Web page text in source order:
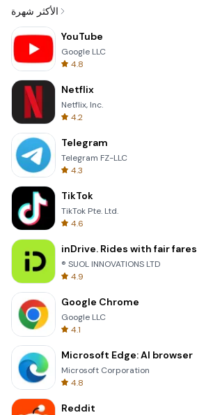
الأكثر شهرة
YouTube
Google LLC
4.8
Netflix
Netflix, Inc.
4.2
Telegram
Telegram FZ-LLC
4.3
TikTok
TikTok Pte. Ltd.
4.6
inDrive. Rides with fair fares
® SUOL INNOVATIONS LTD
4.9
Google Chrome
Google LLC
4.1
Microsoft Edge: AI browser
Microsoft Corporation
4.8
Reddit